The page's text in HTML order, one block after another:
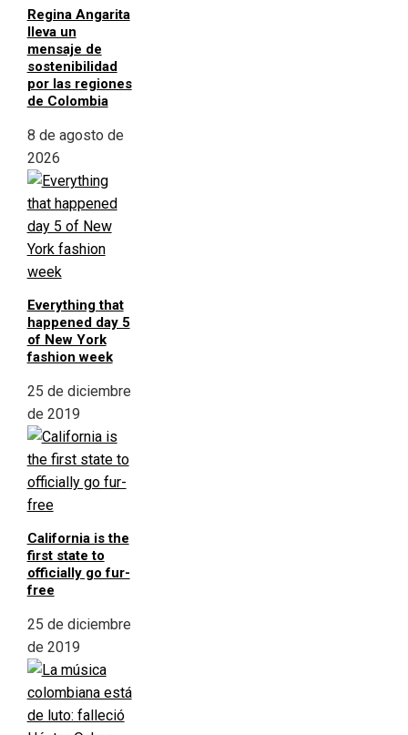
Regina Angarita
lleva un
mensaje de
sostenibilidad
por las regiones
de Colombia
8 de agosto de
2026
Everything that
happened day 5
of New York
fashion week
25 de diciembre
de 2019
California is the
first state to
officially go fur-
free
25 de diciembre
de 2019